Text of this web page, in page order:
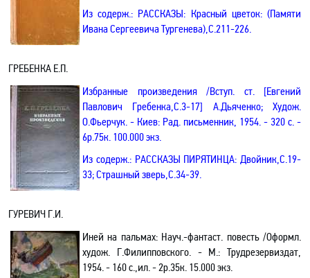
Из содерж.: РАССКАЗЫ: Красный цветок: (Памяти
Ивана Сергеевича Тургенева),С.211-226.
ГРЕБЕНКА Е.П.
Избранные произведения/Вступ. ст. [Евгений
Павлович Гребенка,С.3-17] А.Дьяченко; Худож.
О.Фьерчук. - Киев: Рад. письменник, 1954. - 320 с. -
6р.75к. 100.000 экз.
Из содерж.: РАССКАЗЫ ПИРЯТИНЦА: Двойник,С.19-
33;Страшный зверь,С.34-39.
ГУРЕВИЧ Г.И.
Иней на пальмах: Науч.-фантаст. повесть /Оформл.
худож. Г.Филипповского. - М.: Трудрезервиздат,
1954. - 160 с.,ил. - 2р.35к. 15.000 экз.